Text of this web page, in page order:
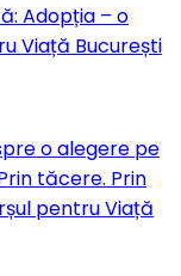
Adopția – o
Viață București
o alegere pe
tăcere. Prin
pentru Viață